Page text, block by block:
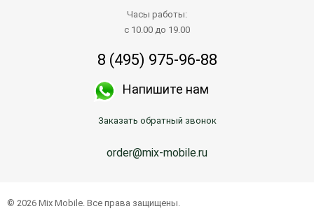
Часы работы:
с 10.00 до 19.00
8 (495) 975-96-88
Напишите нам
Заказать обратный звонок
order@mix-mobile.ru
© 2026 Mix Mobile. Все права защищены.